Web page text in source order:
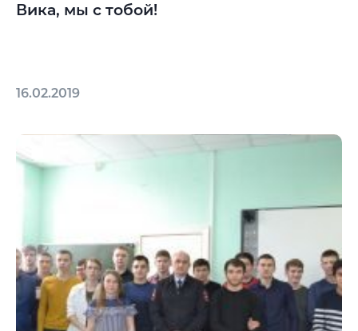
Вика, мы с тобой!
16.02.2019